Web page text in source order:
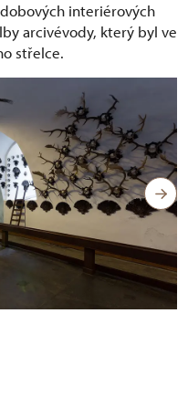
interiérových
arcivévody, který byl ve
střelce.